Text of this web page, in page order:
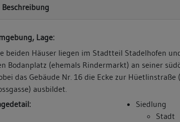
Beschreibung
Lage:
beiden Häuser liegen im Stadtteil Stadelhofen
Bodanplatz (ehemals Rindermarkt) an seiner
das Gebäude Nr. 16 die Ecke zur Hüetlinstraße
ausbildet.
Siedlung
Stadt